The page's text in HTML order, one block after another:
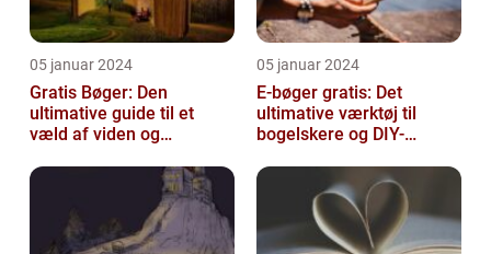
05 januar 2024
Gratis Bøger: Den
ultimative guide til et
væld af viden og
05 januar 2024
E-bøger gratis: Det
ultimative værktøj til
bogelskere og DIY-